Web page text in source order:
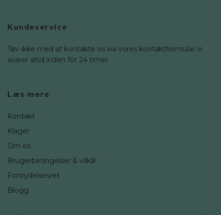
Kundeservice
Tøv ikke med at kontakte os via vores kontaktformular vi
svarer altid inden for 24 timer.
Læs mere
Kontakt
Klager
Om os
Brugerbetingelser & vilkår
Fortrydelsesret
Blogg